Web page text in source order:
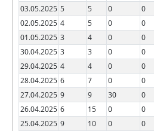
03.05.2025 5 5 0 0
02.05.2025 4 5 0 0
01.05.2025 3 4 0 0
30.04.2025 3 3 0 0
29.04.2025 4 4 0 0
28.04.2025 6 7 0 0
27.04.2025 9 9 30 0
26.04.2025 6 15 0 0
25.04.2025 9 10 0 0